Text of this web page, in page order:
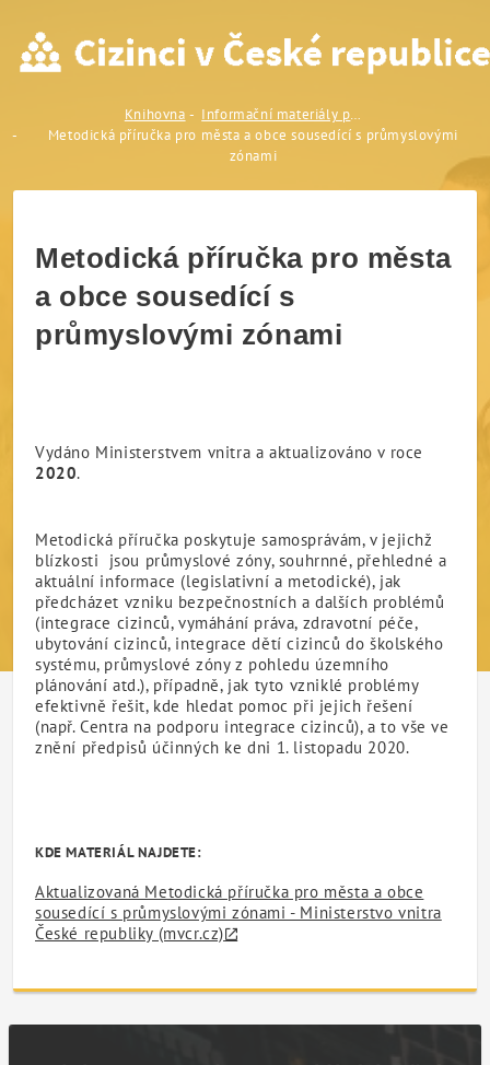
Metodická příručka pro
Knihovna
Informační materiály pro odborníky a osoby v kontaktu s cizinci
Metodická příručka pro města a obce sousedící s průmyslovými
zónami
Metodická příručka pro města
a obce sousedící s
průmyslovými zónami
Vydáno Ministerstvem vnitra a aktualizováno v roce
2020.
Metodická příručka poskytuje samosprávám, v jejichž
blízkosti jsou průmyslové zóny, souhrnné, přehledné a
aktuální informace (legislativní a metodické), jak
předcházet vzniku bezpečnostních a dalších problémů
(integrace cizinců, vymáhání práva, zdravotní péče,
ubytování cizinců, integrace dětí cizinců do školského
systému, průmyslové zóny z pohledu územního
plánování atd.), případně, jak tyto vzniklé problémy
efektivně řešit, kde hledat pomoc při jejich řešení
(např. Centra na podporu integrace cizinců), a to vše ve
znění předpisů účinných ke dni 1. listopadu 2020.
KDE MATERIÁL NAJDETE:
Aktualizovaná Metodická příručka pro města a obce
sousedící s průmyslovými zónami - Ministerstvo vnitra
České republiky (mvcr.cz)